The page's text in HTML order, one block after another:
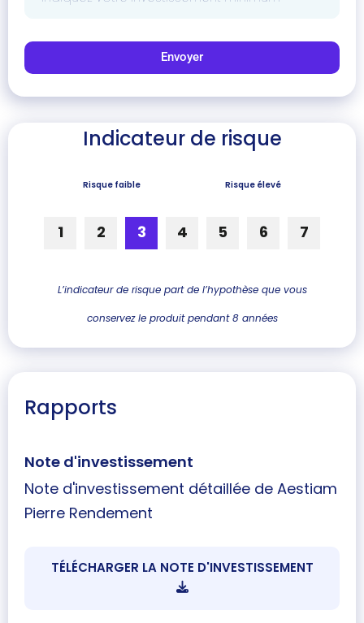
Envoyer
Indicateur de risque
Risque faible Risque élevé
1 2 3 4 5 6 7
L’indicateur de risque part de l’hypothèse que vous
conservez le produit pendant 8 années
Rapports
Note d'investissement
Note d'investissement détaillée de Aestiam
Pierre Rendement
TÉLÉCHARGER LA NOTE D'INVESTISSEMENT